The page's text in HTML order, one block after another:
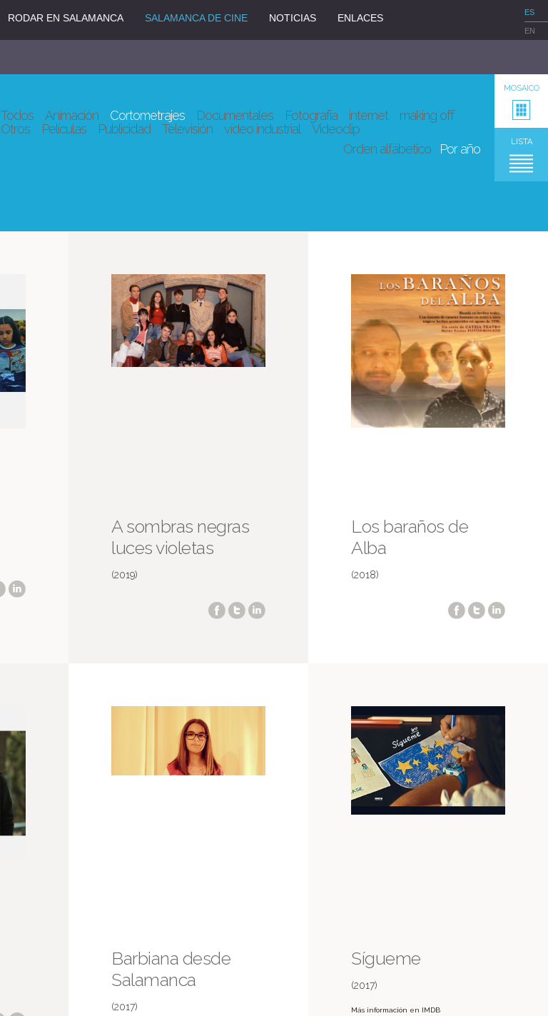
ES
EN
RODAR EN SALAMANCA SALAMANCA DE CINE NOTICIAS ENLACES
MOSAICO
LISTA
Todos Animación Cortometrajes Documentales Fotografía internet
making off
Otros
Películas Publicidad Televisión vídeo industrial
Videoclip
Orden alfábetico
Por año
A sombras negras
luces violetas
(2019)
Los baraños de
Alba
(2018)
Barbiana desde
Salamanca
(2017)
Sígueme
(2017)
Más información en IMDB